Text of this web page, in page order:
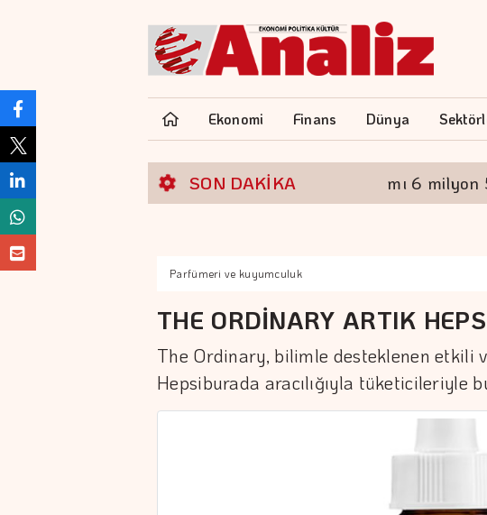
Ekonomi Finans Dünya
SON DAKİKA
tamamladı Altının kilogramı 6 milyon
Parfümeri ve kuyumculuk
THE ORDİNARY ARTIK
The Ordinary, bilimle desteklenen etkili
Hepsiburada aracılığıyla tüketicileriyle